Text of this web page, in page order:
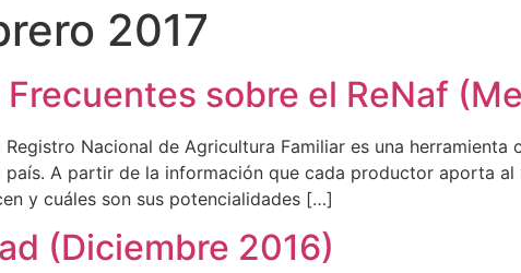
2017
sobre el ReNaf
Registro Nacional de Agricultura Familiar es una
A partir de la información que cada productor aporta
y cuáles son sus potencialidades […]
(Diciembre 2016)